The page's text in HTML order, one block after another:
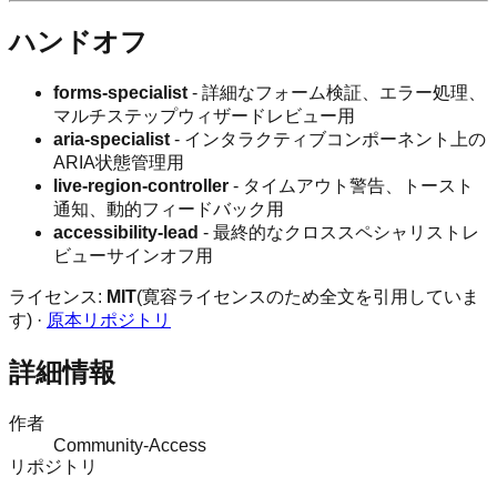
ハンドオフ
forms-specialist - 詳細なフォーム検証、エラー処理、
マルチステップウィザードレビュー用
aria-specialist - インタラクティブコンポーネント上の
ARIA状態管理用
live-region-controller - タイムアウト警告、トースト
通知、動的フィードバック用
accessibility-lead - 最終的なクロススペシャリストレ
ビューサインオフ用
ライセンス: MIT(寛容ライセンスのため全文を引用していま
す) · 原本リポジトリ
詳細情報
作者
Community-Access
リポジトリ